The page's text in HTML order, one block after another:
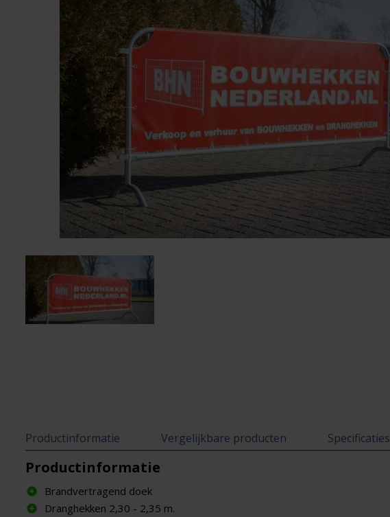
Productinformatie Vergelijkbare producten Specificaties
Productinformatie
Brandvertragend doek
Dranghekken 2,30 - 2,35 m.